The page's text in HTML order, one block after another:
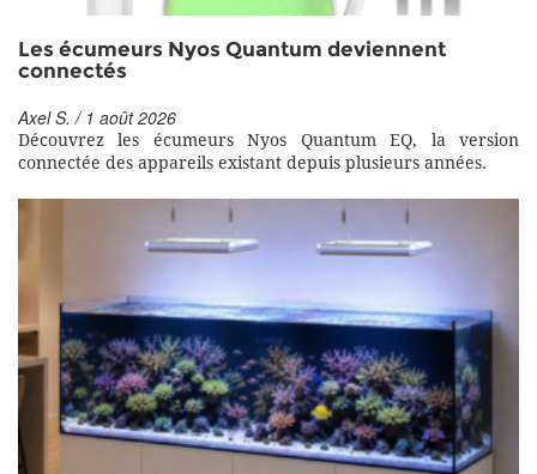
Les écumeurs Nyos Quantum deviennent
connectés
Axel S. / 1 août 2026
Découvrez les écumeurs Nyos Quantum EQ, la version
connectée des appareils existant depuis plusieurs années.